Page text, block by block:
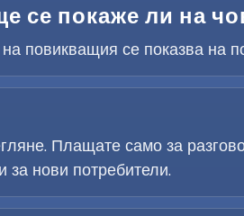
се покаже ли на
повикващия се показва на
Плащате само за
за нови потребители.